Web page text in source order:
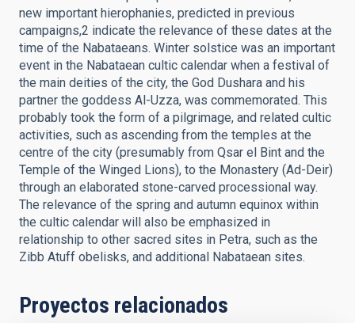
new important hierophanies, predicted in previous
campaigns,2 indicate the relevance of these dates at the
time of the Nabataeans. Winter solstice was an important
event in the Nabataean cultic calendar when a festival of
the main deities of the city, the God Dushara and his
partner the goddess Al-Uzza, was commemorated. This
probably took the form of a pilgrimage, and related cultic
activities, such as ascending from the temples at the
centre of the city (presumably from Qsar el Bint and the
Temple of the Winged Lions), to the Monastery (Ad-Deir)
through an elaborated stone-carved processional way.
The relevance of the spring and autumn equinox within
the cultic calendar will also be emphasized in
relationship to other sacred sites in Petra, such as the
Zibb Atuff obelisks, and additional Nabataean sites.
Proyectos relacionados